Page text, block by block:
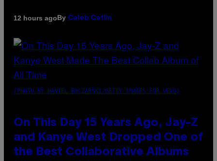
12 hours agoBy Caleb Catlin
(PHOTO BY DANIEL BOCZARSKI/GETTY IMAGES FOR VEVO)
On This Day 15 Years Ago, Jay-Z
and Kanye West Dropped One of
the Best Collaborative Albums